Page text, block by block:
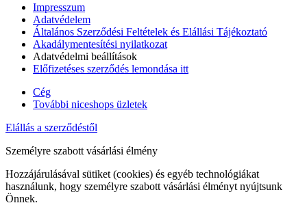
Impresszum
Adatvédelem
Általános Szerződési Feltételek és Elállási Tájékoztató
Akadálymentesítési nyilatkozat
Adatvédelmi beállítások
Előfizetéses szerződés lemondása itt
Cég
További niceshops üzletek
Elállás a szerződéstől
Személyre szabott vásárlási élmény
Hozzájárulásával sütiket (cookies) és egyéb technológiákat
használunk, hogy személyre szabott vásárlási élményt nyújtsunk
Önnek.